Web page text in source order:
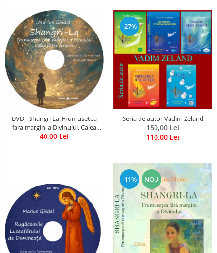
DVD - Shangri La. Frumusetea
fara margini a Divinului. Calea
catre fericire
40,00 Lei
-27%
Seria de autor Vadim Zeland
150,00 Lei
110,00 Lei
-11% NOU